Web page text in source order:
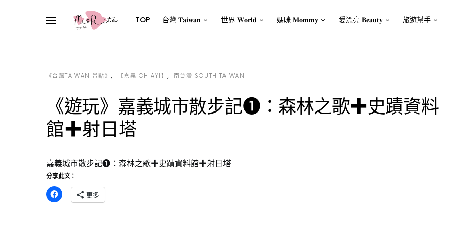
TOP 台灣 𝐓𝐚𝐢𝐰𝐚𝐧 世界 𝐖𝐨𝐫𝐥𝐝 媽咪 𝐌𝐨𝐦𝐦𝐲 愛漂亮 𝐁𝐞𝐚𝐮𝐭𝐲 旅遊幫手
《台灣TAIWAN 景點》 【嘉義 CHIAYI】 南台灣 SOUTH TAIWAN
《遊玩》嘉義城市散步記❶：森林之歌✚史蹟資料
館✚射日塔
嘉義城市散步記❶：森林之歌✚史蹟資料館✚射日塔
分享此文：
更多